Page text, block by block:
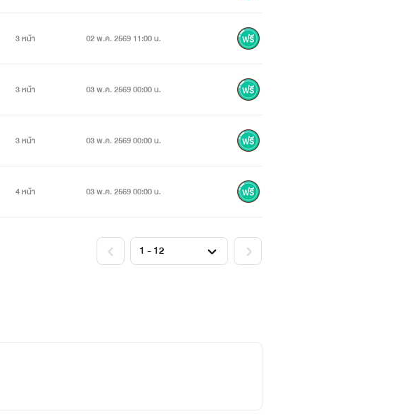
3 หน้า 02 พ.ค. 2569 11:00 น.
3 หน้า 03 พ.ค. 2569 00:00 น.
3 หน้า 03 พ.ค. 2569 00:00 น.
4 หน้า 03 พ.ค. 2569 00:00 น.